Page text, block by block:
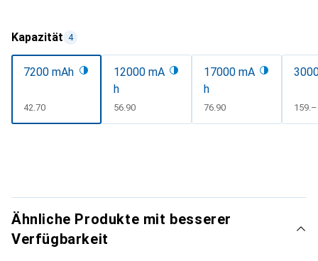
Kapazität 4
7200 mAh
CHF
42.70
12000 mA
h
CHF
56.90
17000 mA
h
CHF
76.90 CHF
159.–
Ähnliche Produkte mit besserer
Verfügbarkeit